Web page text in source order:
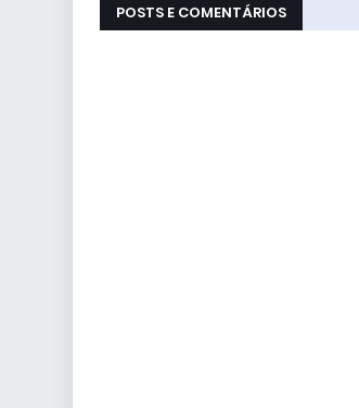
POSTS E COMENTÁRIOS